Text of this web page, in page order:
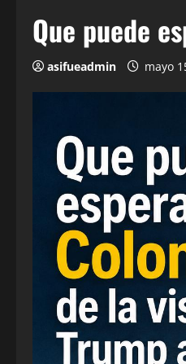
Que puede
asifueadmin mayo